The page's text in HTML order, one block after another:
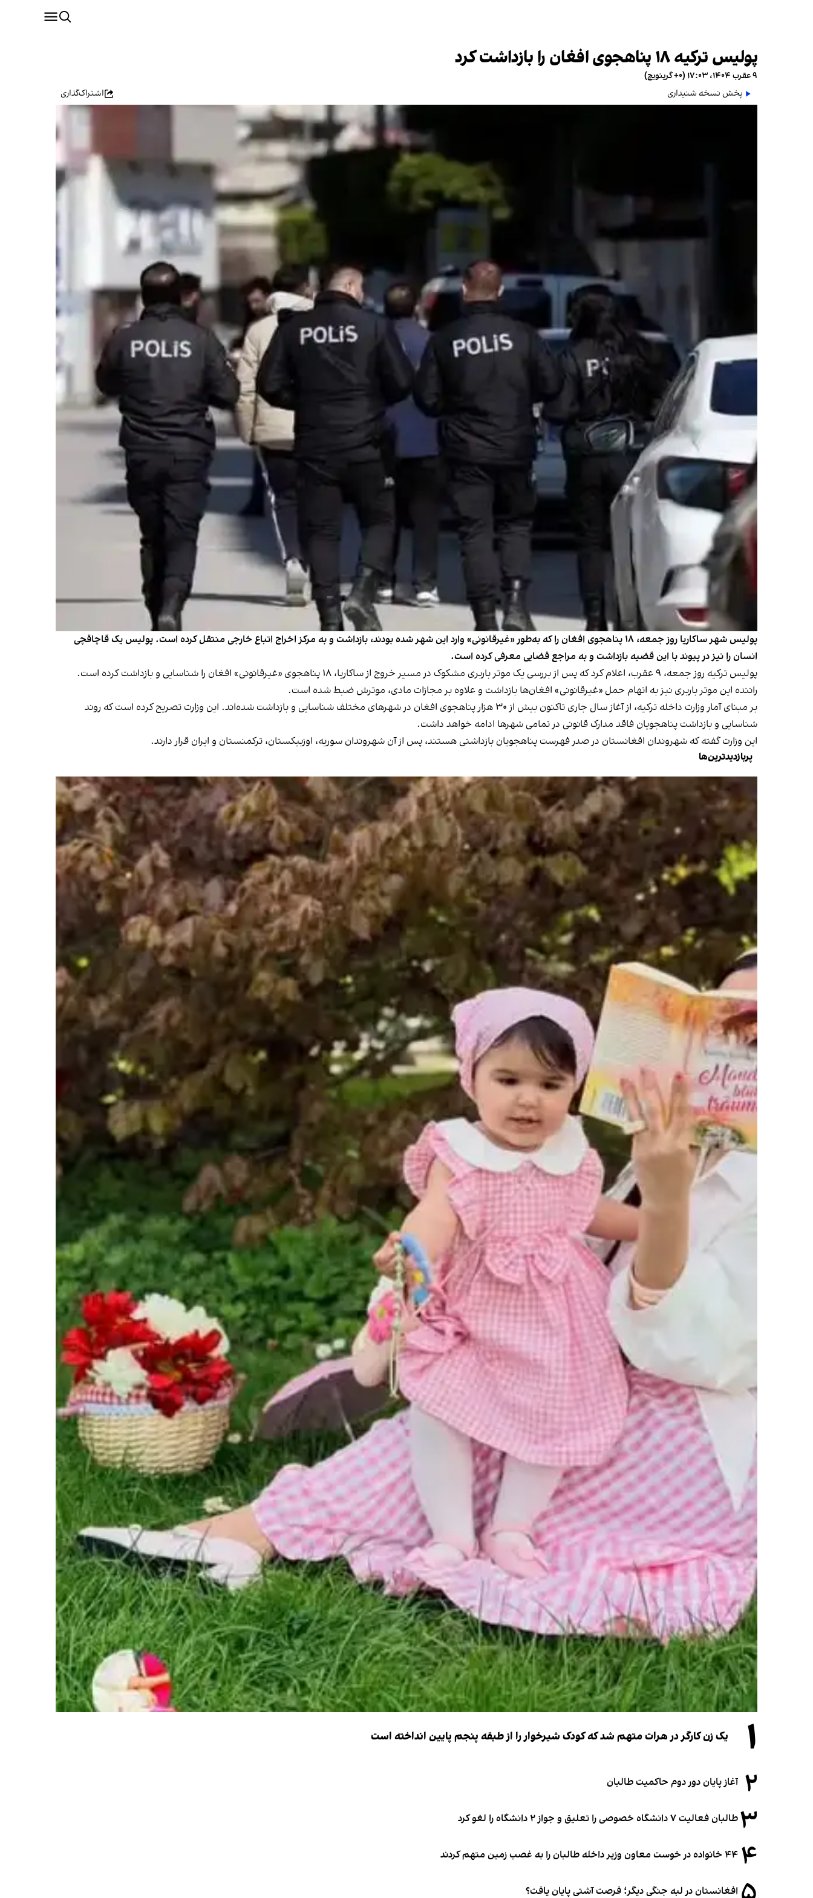
پولیس ترکیه ۱۸ پناهجوی افغان را بازداشت کرد
۹ عقرب ۱۴۰۴، ۱۷:۰۳ (‎+۰ گرینویچ)
پخش نسخه شنیداری
اشتراک‌گذاری
پولیس شهر ساکاریا روز جمعه، ۱۸ پناهجوی افغان را که به‌طور «غیرقانونی» وارد این شهر شده بودند، بازداشت و به مرکز اخراج اتباع خارجی منتقل کرده است. پولیس یک قاچاقچی
انسان را نیز در پیوند با این قضیه بازداشت و به مراجع قضایی معرفی کرده است.
پولیس ترکیه روز جمعه، ۹ عقرب، اعلام کرد که پس از بررسی یک موتر باربری مشکوک در مسیر خروج از ساکاریا، ۱۸ پناهجوی «غیرقانونی» افغان را شناسایی و بازداشت کرده است.
راننده این موتر باربری نیز به اتهام حمل «غیرقانونی» افغان‌ها بازداشت و علاوه بر مجازات مادی، موترش ضبط شده است.
بر مبنای آمار وزارت داخله ترکیه، از آغاز سال جاری تاکنون بیش از ۳۰ هزار پناهجوی افغان در شهرهای مختلف شناسایی و بازداشت شده‌اند. این وزارت تصریح کرده است که روند
شناسایی و بازداشت پناهجویان فاقد مدارک قانونی در تمامی شهرها ادامه خواهد داشت.
این وزارت گفته که شهروندان افغانستان در صدر فهرست پناهجویان بازداشتی هستند، پس از آن شهروندان سوریه، اوزبیکستان، ترکمنستان و ایران قرار دارند.
پربازدیدترین‌ها
۱ یک زن کارگر در هرات متهم شد که کودک شیرخوار را از طبقه پنجم پایین انداخته است
۲ آغاز پایان دور دوم حاکمیت طالبان
۳طالبان فعالیت ۷ دانشگاه خصوصی را تعلیق و جواز ۲ دانشگاه را لغو کرد
۴ ۴۴ خانواده در خوست معاون وزیر داخله طالبان را به غصب زمین متهم کردند
افغانستان در لبه جنگی دیگر؛ فرصت آشتی پایان یافت؟